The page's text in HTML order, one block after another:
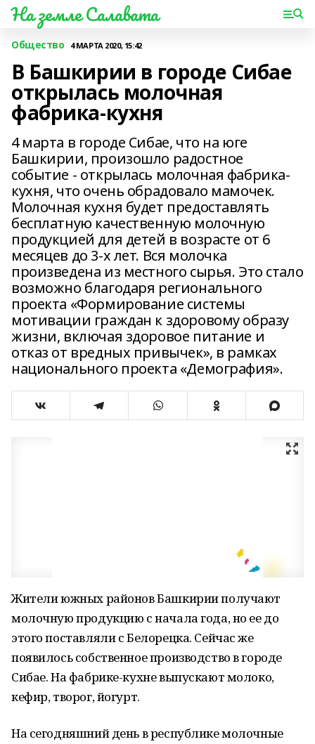
На земле Салавата
Общество 4 МАРТА 2020, 15:42
В Башкирии в городе Сибае
открылась молочная
фабрика-кухня
4 марта в городе Сибае, что на юге
Башкирии, произошло радостное
событие - открылась молочная фабрика-
кухня, что очень обрадовало мамочек.
Молочная кухня будет предоставлять
бесплатную качественную молочную
продукцией для детей в возрасте от 6
месяцев до 3-х лет. Вся молочка
произведена из местного сырья. Это стало
возможно благодаря регионального
проекта «Формирование системы
мотивации граждан к здоровому образу
жизни, включая здоровое питание и
отказ от вредных привычек», в рамках
национального проекта «Демография».
Жители южных районов Башкирии получают
молочную продукцию с начала года, но ее до
этого поставляли с Белорецка. Сейчас же
появилось собственное производство в городе
Сибае. На фабрике-кухне выпускают молоко,
кефир, творог, йогурт.
На сегодняшний день в республике молочные